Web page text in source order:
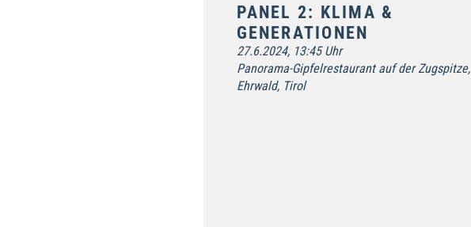
PANEL 2: KLIMA &
GENERATIONEN
27.6.2024, 13:45 Uhr
Panorama-Gipfelrestaurant auf der Zugspitze,
Ehrwald, Tirol